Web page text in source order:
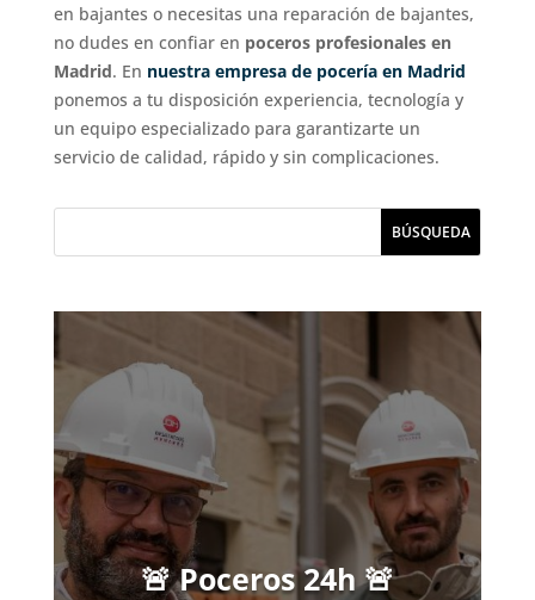
en bajantes o necesitas una reparación de bajantes,
no dudes en confiar en poceros profesionales en
Madrid. En nuestra empresa de pocería en Madrid
ponemos a tu disposición experiencia, tecnología y
un equipo especializado para garantizarte un
servicio de calidad, rápido y sin complicaciones.
🚨 Poceros 24h 🚨